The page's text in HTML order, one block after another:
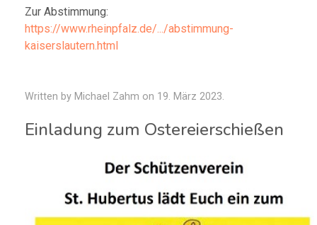
Zur Abstimmung:
https://www.rheinpfalz.de/.../abstimmung-
kaiserslautern.html
Written by Michael Zahm on 19. März 2023.
Einladung zum Ostereierschießen